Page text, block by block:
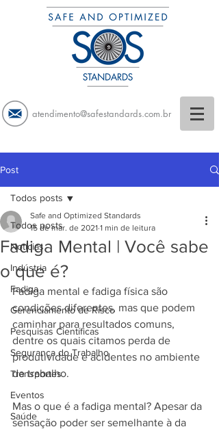
atendimento@safestandards.com.br
Post
Todos posts
Notícias
Indústria
Fadiga
Gerenciamento de Risco
Pesquisas Científicas
Segurança do Trabalho
Transportes
Eventos
Saúde
Todos posts
Fadiga Mental | Você sabe
o que é?
Safe and Optimized Standards
15 de mar. de 2021 1 min de leitura
Fadiga mental e fadiga física são
condições diferentes, mas que podem
caminhar para resultados comuns,
dentre os quais citamos perda de
produtividade e acidentes no ambiente
de trabalho.
Mas o que é a fadiga mental? Apesar da
sensação poder ser semelhante à da